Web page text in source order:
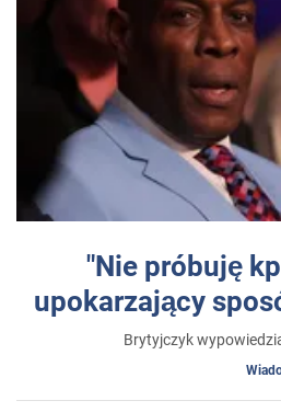
"Nie próbuję
upokarzający
Brytyjczyk